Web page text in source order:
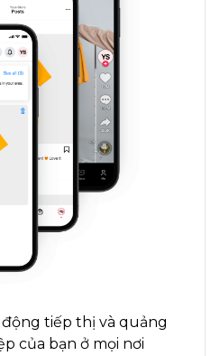
tiếp thị và quảng
của bạn ở mọi nơi